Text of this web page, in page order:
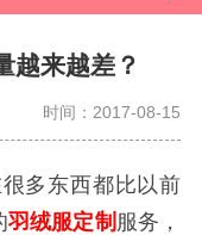
越来越差？
时间：2017-08-15
多东西都比以前
羽绒服定制 服务，